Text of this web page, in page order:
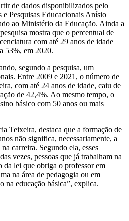
de dados disponibilizados pelo
Pesquisas Educacionais Anísio
ao Ministério da Educação. Ainda a
mostra que o percentual de
com até 29 anos de idade
53%, em 2020.
segundo a pesquisa, um
Entre 2009 e 2021, o número de
com até 24 anos de idade, caiu de
de 42,4%. Ao mesmo tempo, o
básico com 50 anos ou mais
Teixeira, destaca que a formação de
não significa, necessariamente, a
carreira. Segundo ela, esses
vezes, pessoas que já trabalham na
da lei que obriga o professor em
na área de pedagogia ou em
na educação básica”, explica.